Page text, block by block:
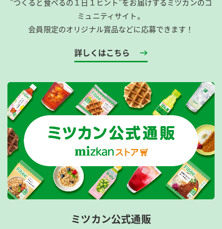
ミュニティサイト。
会員限定のオリジナル賞品などに応募できます！
詳しくはこちら
ミツカン公式通販